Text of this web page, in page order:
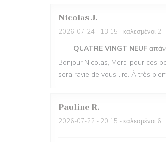
Nicolas J
2026-07-24 - 13:15 - καλεσμένοι 2
QUATRE VINGT NEUF
Bonjour Nicolas, Merci pour ces
sera ravie de vous lire. À très
Pauline R
2026-07-22 - 20:15 - καλεσμένοι 6